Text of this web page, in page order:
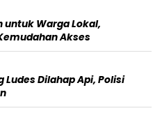
untuk Warga Lokal,
Akses
Ludes Dilahap Api, Polisi